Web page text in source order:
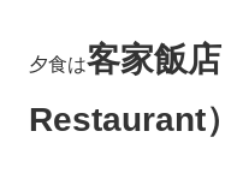
夕食は客家飯店
Restaurant）